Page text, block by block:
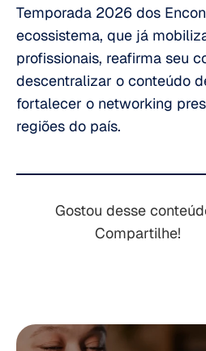
Temporada 2026 dos
ecossistema, que já
profissionais, reafirma seu
descentralizar o conteúdo
fortalecer o networking
regiões do país.
Gostou desse
Compartilhe!